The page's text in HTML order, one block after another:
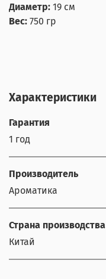
Диаметр: 19 см
Вес: 750 гр
Характеристики
Гарантия
1 год
Производитель
Ароматика
Страна производства
Китай